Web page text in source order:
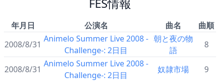
年月日 公演名 曲名
曲順
2008/8/31
Animelo Summer Live 2008 -
Challenge-: 2日目
朝と夜の物
語
8
2008/8/31
Animelo Summer Live 2008 -
Challenge-: 2日目
奴隷市場 9